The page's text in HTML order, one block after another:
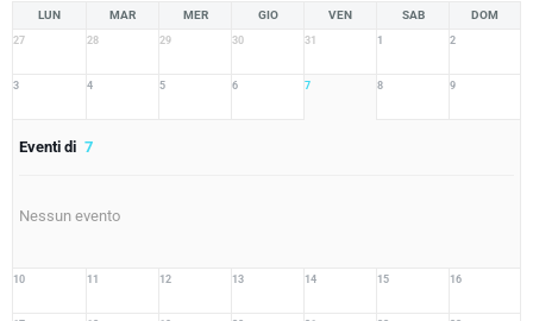
LUN MAR MER GIO VEN SAB DOM
27 28 29 30 31 1 2
3 4 5 6 7 8 9
Eventi di 7
Nessun evento
10 11 12 13 14 15 16